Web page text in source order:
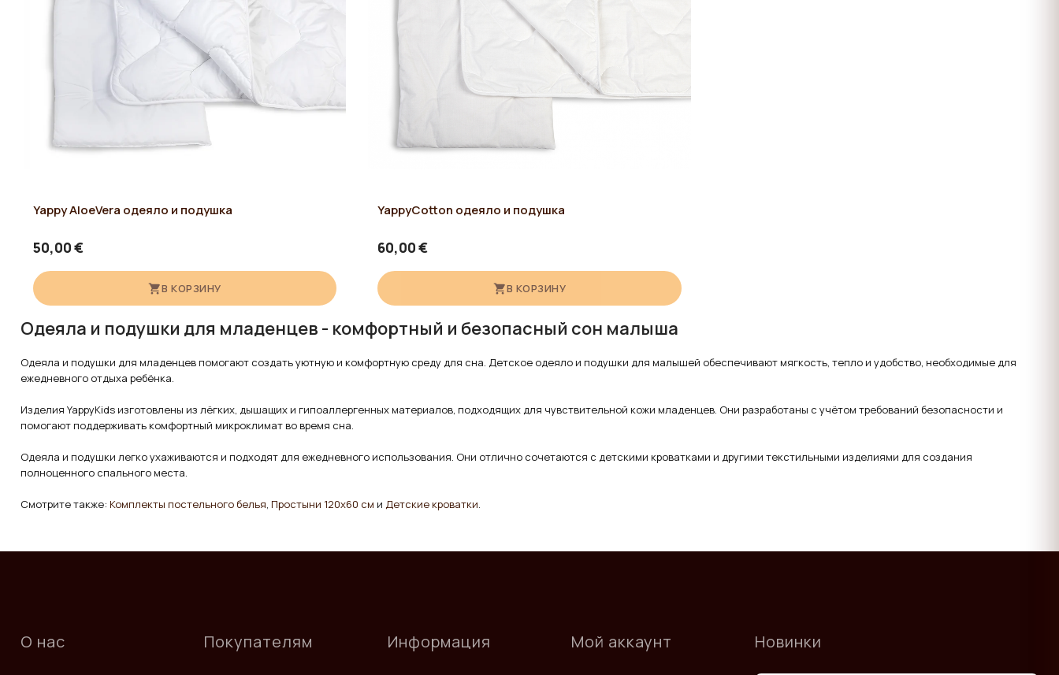
Yappy AloeVera одеяло и подушка
50,00 €
В КОРЗИНУ
YappyCotton одеяло и подушка
60,00 €
В КОРЗИНУ
Одеяла и подушки для младенцев - комфортный и безопасный сон малыша
Одеяла и подушки для младенцев помогают создать уютную и комфортную среду для сна. Детское одеяло и подушки для малышей обеспечивают мягкость, тепло и удобство, необходимые для
ежедневного отдыха ребёнка.
Изделия YappyKids изготовлены из лёгких, дышащих и гипоаллергенных материалов, подходящих для чувствительной кожи младенцев. Они разработаны с учётом требований безопасности и
помогают поддерживать комфортный микроклимат во время сна.
Одеяла и подушки легко ухаживаются и подходят для ежедневного использования. Они отлично сочетаются с детскими кроватками и другими текстильными изделиями для создания
полноценного спального места.
Смотрите также: Комплекты постельного белья, Простыни 120x60 см и Детские кроватки.
О нас Покупателям Информация Мой аккаунт Новинки